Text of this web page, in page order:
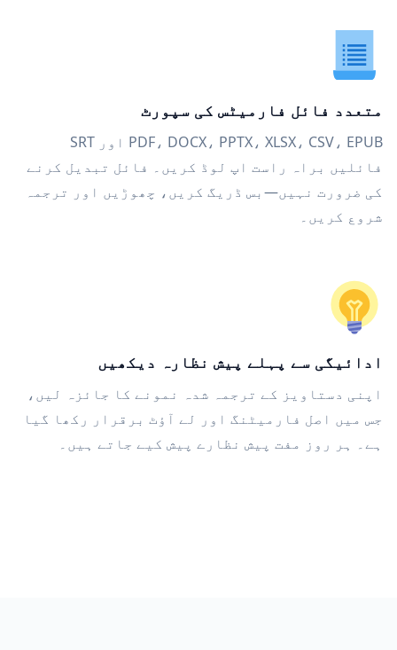
متعدد فائل فارمیٹس کی سپورٹ
PDF، DOCX، PPTX، XLSX، CSV، EPUB اور SRT
فائلیں براہ راست اپ لوڈ کریں۔ فائل تبدیل کرنے
کی ضرورت نہیں—بس ڈریگ کریں، چھوڑیں اور ترجمہ
شروع کریں۔
ادائیگی سے پہلے پیش نظارہ دیکھیں
اپنی دستاویز کے ترجمہ شدہ نمونے کا جائزہ لیں،
جس میں اصل فارمیٹنگ اور لے آؤٹ برقرار رکھا گیا
ہے۔ ہر روز مفت پیش نظارے پیش کیے جاتے ہیں۔